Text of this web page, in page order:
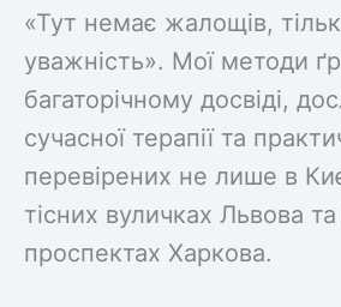
«Тут немає жалощів,
уважність». Мої методи
багаторічному досвіді,
сучасної терапії та
перевірених не лише в
тісних вуличках Львова
проспектах Харкова.